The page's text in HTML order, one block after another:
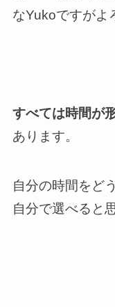
なYukoですがよ
すべては時間が
あります。
自分の時間をど
自分で選べると